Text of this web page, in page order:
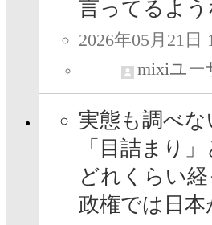
言ってるよ
2026年05月21日
mixiユー
実態も調べ
「目詰まり
どれくらい
政権では日本